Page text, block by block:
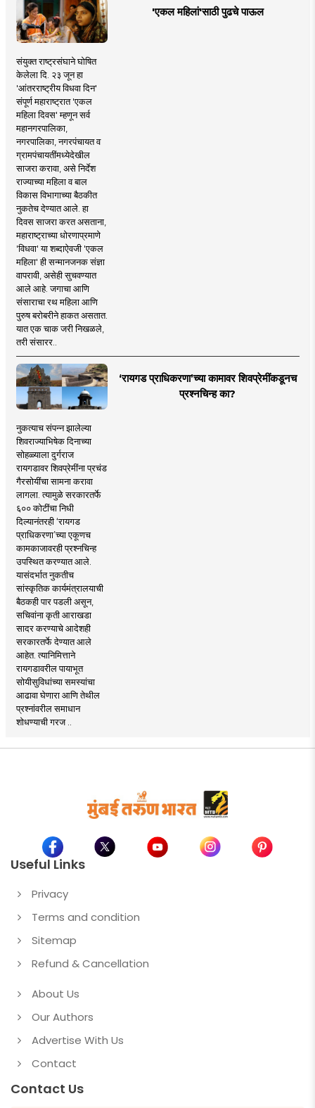
'एकल महिलां'साठी पुढचे पाऊल
संयुक्त राष्ट्रसंघाने घोषित
केलेला दि. २३ जून हा
'आंतरराष्ट्रीय विधवा दिन'
संपूर्ण महाराष्ट्रात 'एकल
महिला दिवस' म्हणून सर्व
महानगरपालिका,
नगरपालिका, नगरपंचायत व
ग्रामपंचायतींमध्येदेखील
साजरा करावा, असे निर्देश
राज्याच्या महिला व बाल
विकास विभागाच्या बैठकीत
नुकतेच देण्यात आले. हा
दिवस साजरा करत असताना,
महाराष्ट्राच्या धोरणाप्रमाणे
'विधवा' या शब्दाऐवजी 'एकल
महिला' ही सन्मानजनक संज्ञा
वापरावी, असेही सुचवण्यात
आले आहे. जगाचा आणि
संसाराचा रथ महिला आणि
पुरुष बरोबरीने हाकत असतात.
यात एक चाक जरी निखळले,
तरी संसारर..
‘रायगड प्राधिकरणा’च्या कामावर शिवप्रेमींकडूनच
प्रश्नचिन्ह का?
नुकत्याच संपन्न झालेल्या
शिवराज्याभिषेक दिनाच्या
सोहळ्याला दुर्गराज
रायगडावर शिवप्रेमींना प्रचंड
गैरसोयींचा सामना करावा
लागला. त्यामुळे सरकारतर्फे
६०० कोटींचा निधी
दिल्यानंतरही ‘रायगड
प्राधिकरणा’च्या एकूणच
कामकाजावरही प्रश्नचिन्ह
उपस्थित करण्यात आले.
यासंदर्भात नुकतीच
सांस्कृतिक कार्यमंत्रालयाची
बैठकही पार पडली असून,
सचिवांना कृती आराखडा
सादर करण्याचे आदेशही
सरकारतर्फे देण्यात आले
आहेत. त्यानिमित्ताने
रायगडावरील पायाभूत
सोयीसुविधांच्या समस्यांचा
आढावा घेणारा आणि तेथील
प्रश्नांवरील समाधान
शोधण्याची गरज ..
Useful Links
Privacy
Terms and condition
Sitemap
Refund & Cancellation
About Us
Our Authors
Advertise With Us
Contact
Contact Us